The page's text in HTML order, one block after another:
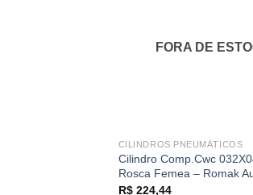
FORA DE
CILINDROS PNEUMÁTICOS
Cilindro Comp.Cwc
Rosca Femea – Romak
R$224,44